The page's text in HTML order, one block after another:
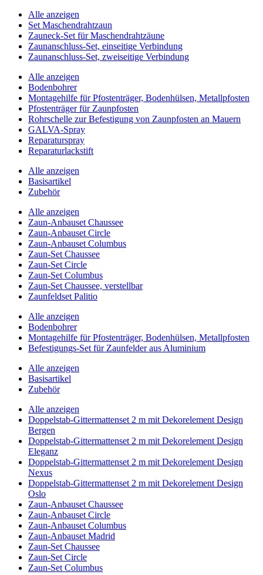
Alle anzeigen
Set Maschendrahtzaun
Zauneck-Set für Maschendrahtzäune
Zaunanschluss-Set, einseitige Verbindung
Zaunanschluss-Set, zweiseitige Verbindung
Alle anzeigen
Bodenbohrer
Montagehilfe für Pfostenträger, Bodenhülsen, Metallpfosten
Pfostenträger für Zaunpfosten
Rohrschelle zur Befestigung von Zaunpfosten an Mauern
GALVA-Spray
Reparaturspray
Reparaturlackstift
Alle anzeigen
Basisartikel
Zubehör
Alle anzeigen
Zaun-Anbauset Chaussee
Zaun-Anbauset Circle
Zaun-Anbauset Columbus
Zaun-Set Chaussee
Zaun-Set Circle
Zaun-Set Columbus
Zaun-Set Chaussee, verstellbar
Zaunfeldset Palitio
Alle anzeigen
Bodenbohrer
Montagehilfe für Pfostenträger, Bodenhülsen, Metallpfosten
Befestigungs-Set für Zaunfelder aus Aluminium
Alle anzeigen
Basisartikel
Zubehör
Alle anzeigen
Doppelstab-Gittermattenset 2 m mit Dekorelement Design
Bergen
Doppelstab-Gittermattenset 2 m mit Dekorelement Design
Eleganz
Doppelstab-Gittermattenset 2 m mit Dekorelement Design
Nexus
Doppelstab-Gittermattenset 2 m mit Dekorelement Design
Oslo
Zaun-Anbauset Chaussee
Zaun-Anbauset Circle
Zaun-Anbauset Columbus
Zaun-Anbauset Madrid
Zaun-Set Chaussee
Zaun-Set Circle
Zaun-Set Columbus